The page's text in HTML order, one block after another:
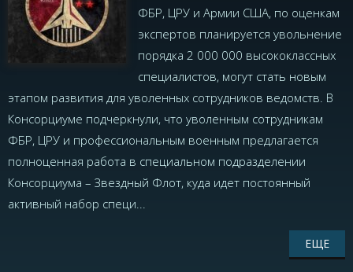
ФБР, ЦРУ и Армии США, по оценкам
экспертов планируется увольнение
порядка 2 000 000 высококлассных
специалистов, могут стать новым
этапом развития для уволенных сотрудников ведомств. В
Консорциуме подчеркнули, что уволенным сотрудникам
ФБР, ЦРУ и профессиональным военным предлагается
полноценная работа в специальном подразделении
Консорциума – Звездный Флот, куда идет постоянный
активный набор специ...
ЕЩЕ